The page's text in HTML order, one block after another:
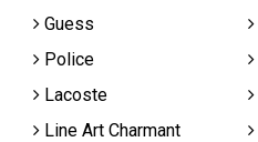
Guess
Police
Lacoste
Line Art Charmant